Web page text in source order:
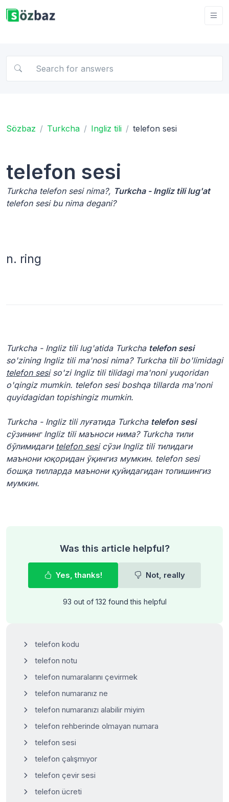
Sözbaz Turkcha Ingliz tili telefon sesi
telefon sesi
Turkcha telefon sesi nima?, Turkcha - Ingliz tili lug'at
telefon sesi bu nima degani?
n. ring
Turkcha - Ingliz tili lug'atida Turkcha telefon sesi
so'zining Ingliz tili ma'nosi nima? Turkcha tili bo'limidagi
telefon sesiso'zi Ingliz tili tilidagi ma'noni yuqoridan
o'qingiz mumkin. telefon sesi boshqa tillarda ma'noni
quyidagidan topishingiz mumkin.
Turkcha - Ingliz tili луғатида Turkcha telefon sesi
сўзининг Ingliz tili маъноси нима? Turkcha тили
бўлимидаги telefon sesiсўзи Ingliz tili тилидаги
маънони юқоридан ўқингиз мумкин. telefon sesi
бошқа тилларда маънони қуйидагидан топишингиз
мумкин.
Was this article helpful?
Yes, thanks! Not, really
93 out of 132 found this helpful
telefon kodu
telefon notu
telefon numaralarını çevirmek
telefon numaranız ne
telefon numaranızı alabilir miyim
telefon rehberinde olmayan numara
telefon sesi
telefon çalışmıyor
telefon çevir sesi
telefon ücreti